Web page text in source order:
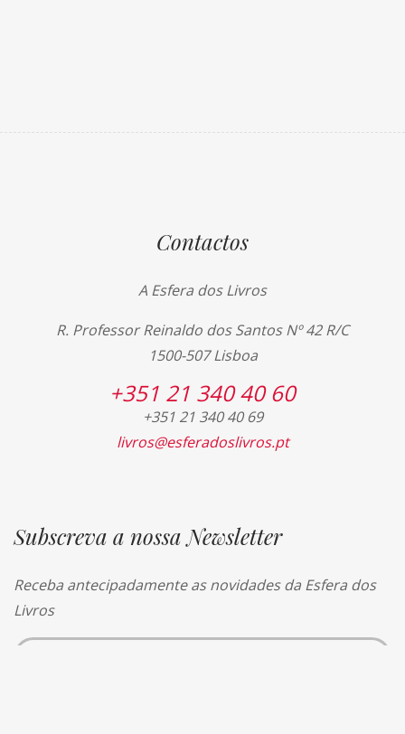
Contactos
A Esfera dos Livros
R. Professor Reinaldo dos Santos Nº 42 R/C
1500-507 Lisboa
+351 21 340 40 60
+351 21 340 40 69
livros@esferadoslivros.pt
Subscreva a nossa Newsletter
Receba antecipadamente as novidades da Esfera dos
Livros